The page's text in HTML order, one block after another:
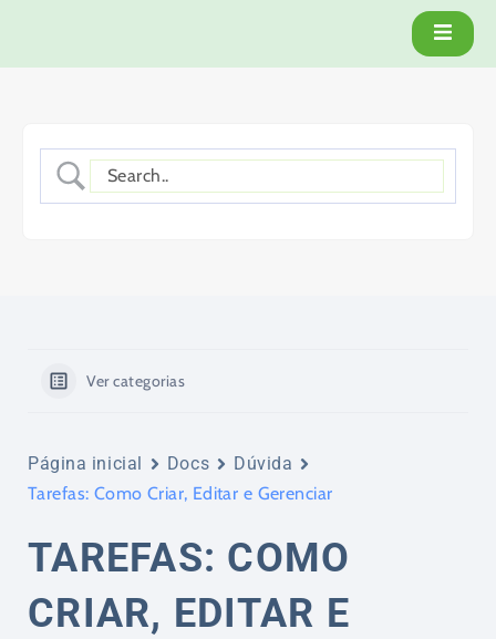
Ver categorias
Página inicial Docs
Dúvida
Tarefas: Como Criar, Editar e Gerenciar
TAREFAS: COMO
CRIAR, EDITAR E